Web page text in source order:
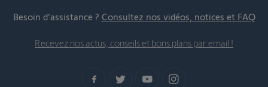
Besoin d’assistance ? Consultez nos vidéos, notices et FAQ
Recevez nos actus, conseils et bons plans par email !